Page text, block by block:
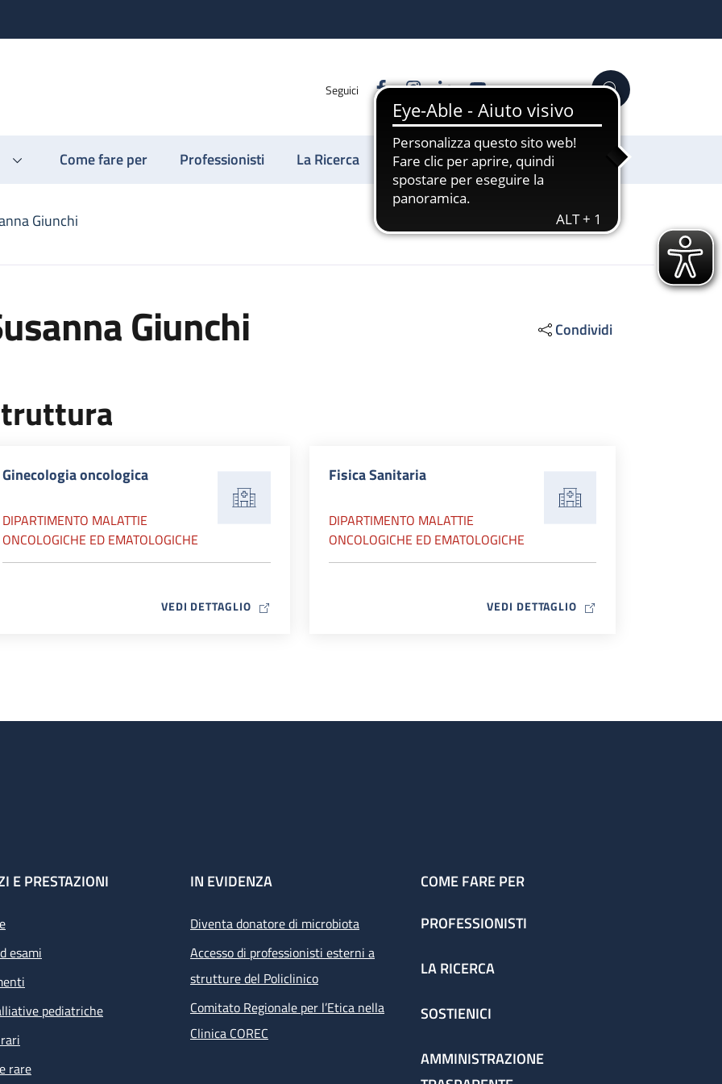
Seguici FacebookInstagram
LinkedinYouTube Cerca
Come fare per Professionisti La Ricerca Sostienici
Giunchi
Giunchi Condividi
Ginecologia oncologica
DIPARTIMENTO MALATTIE
ONCOLOGICHE ED EMATOLOGICHE
VEDI DETTAGLIOMAP ICON
Fisica Sanitaria
DIPARTIMENTO MALATTIE
ONCOLOGICHE ED EMATOLOGICHE
VEDI DETTAGLIO MAP ICON
E PRESTAZIONI
esami
pediatriche
rare
IN EVIDENZA
Diventa donatore di microbiota
Accesso di professionisti esterni a
strutture del Policlinico
Comitato Regionale per l’Etica nella
Clinica COREC
COME FARE PER
PROFESSIONISTI
LA RICERCA
SOSTIENICI
AMMINISTRAZIONE